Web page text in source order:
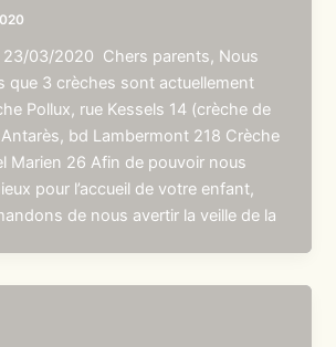
23/03/2020 Chers parents, Nous
que 3 crèches sont actuellement
Pollux, rue Kessels 14 (crèche de
bd Lambermont 218 Crèche
Marien 26 Afin de pouvoir nous
pour l’accueil de votre enfant,
de nous avertir la veille de la